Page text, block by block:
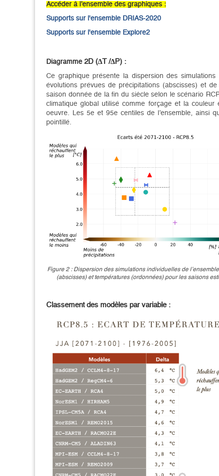
Accéder à l’ensemble des graphiques :
Supports sur l'ensemble DRIAS-2020
Supports sur l'ensemble Explore2
Diagramme 2D (ΔT /ΔP) :
Ce graphique présente la dispersion des simulations
évolutions prévues de précipitations (abscisses) et
saison donnée de la fin du siècle selon le scénario
climatique global utilisé comme forçage et la
oeuvre. Les 5e et 95e centiles de l’ensemble, ainsi
pointillé.
Figure 2 : Dispersion des simulations individuelles de
(abscisses) et températures (ordonnées) pour les saisons
Classement des modèles par variable :